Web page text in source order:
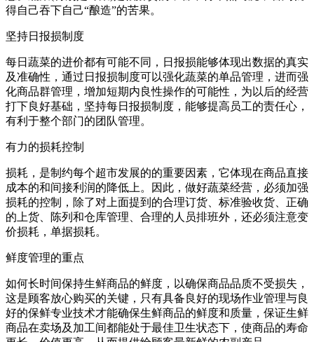
得自己吞下自己“酿造”的苦果。
坚持日报损制度
每日蔬菜的进价都有可能不同，日报损能够体现出数据的真实
及准确性，通过日报损制度可以强化蔬菜的单品管理，进而强
化商品群管理，增加短期内良性操作的可能性，为以后的经营
打下良好基础，坚持每日报损制度，能够提高员工的责任心，
有利于整个部门的团队管理。
有力的损耗控制
损耗，是制约每个超市发展的的重要因素，它体现在商品直接
成本的和间接利润的降低上。因此，做好蔬菜经营，必须加强
损耗的控制，除了对上面提到的合理订货、标准验收货、正确
的上货、陈列和仓库管理、合理的人员排班外，还必须注意变
价损耗，单据损耗。
鲜度管理的重点
如何长时间保持生鲜商品的鲜度，以确保商品品质不受损失，
这是顾客放心购买的关键，只有具备良好的现场作业管理与良
好的保鲜专业技术才能确保生鲜商品的鲜度和质量，保证生鲜
商品在卖场及加工间都能处于最佳卫生状态下，使商品的寿命